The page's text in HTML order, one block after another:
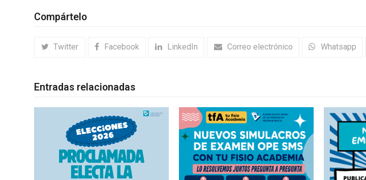
Compártelo
Twitter Facebook LinkedIn Correo electrónico Whatsapp
Entradas relacionadas